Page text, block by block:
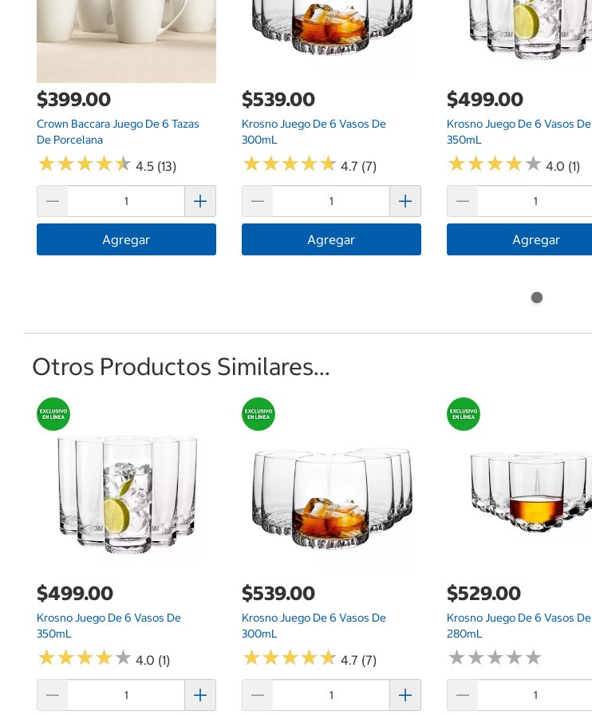
$399.00
Crown Baccara Juego De 6 Tazas
De Porcelana
★★★★★
★★★★★ 4.5 (13)
Agregar
$539.00
Krosno Juego De 6 Vasos De
300mL
★★★★★
★★★★★ 4.7 (7)
Agregar
$499.00
Krosno Juego De 6 Vasos De
350mL
★★★★★
★★★★★ 4.0 (1)
Agregar
Otros Productos Similares...
$499.00
Krosno Juego De 6 Vasos De
350mL
★★★★★
★★★★★ 4.0 (1)
$539.00
Krosno Juego De 6 Vasos De
300mL
★★★★★
★★★★★ 4.7 (7)
$529.00
Krosno Juego De 6 Vasos De
280mL
★★★★★
★★★★★